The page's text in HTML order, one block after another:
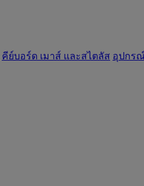
คีย์บอร์ด เมาส์ และสไตลัส อุปกร